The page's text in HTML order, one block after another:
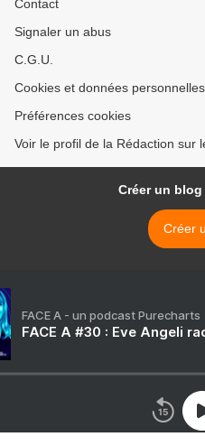
Contact
Signaler un abus
C.G.U.
Cookies et données personnelles
Préférences cookies
Voir le profil de la Rédaction sur
Créer un
Créer
FACE A - un podcast Purecharts
FACE A #30 : Eve Angeli